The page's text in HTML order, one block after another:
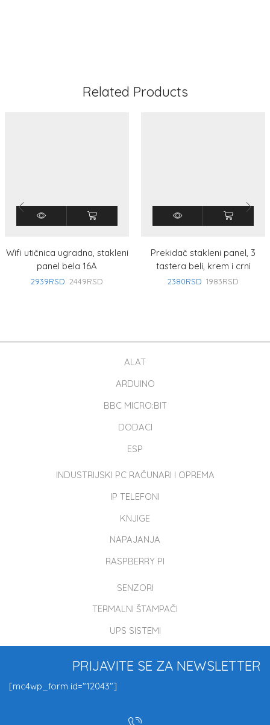
Related Products
Wifi utičnica ugradna, stakleni
panel bela 16A
2939RSD 2449RSD
Prekidač stakleni panel, 3
tastera beli, krem i crni
2380RSD 1983RSD
ALAT
ARDUINO
BBC MICRO:BIT
DODACI
ESP
INDUSTRIJSKI PC RAČUNARI I OPREMA
IP TELEFONI
KNJIGE
NAPAJANJA
RASPBERRY PI
SENZORI
TERMALNI ŠTAMPAČI
UPS SISTEMI
PRIJAVITE SE ZA NEWSLETTER
[mc4wp_form id="12043"]